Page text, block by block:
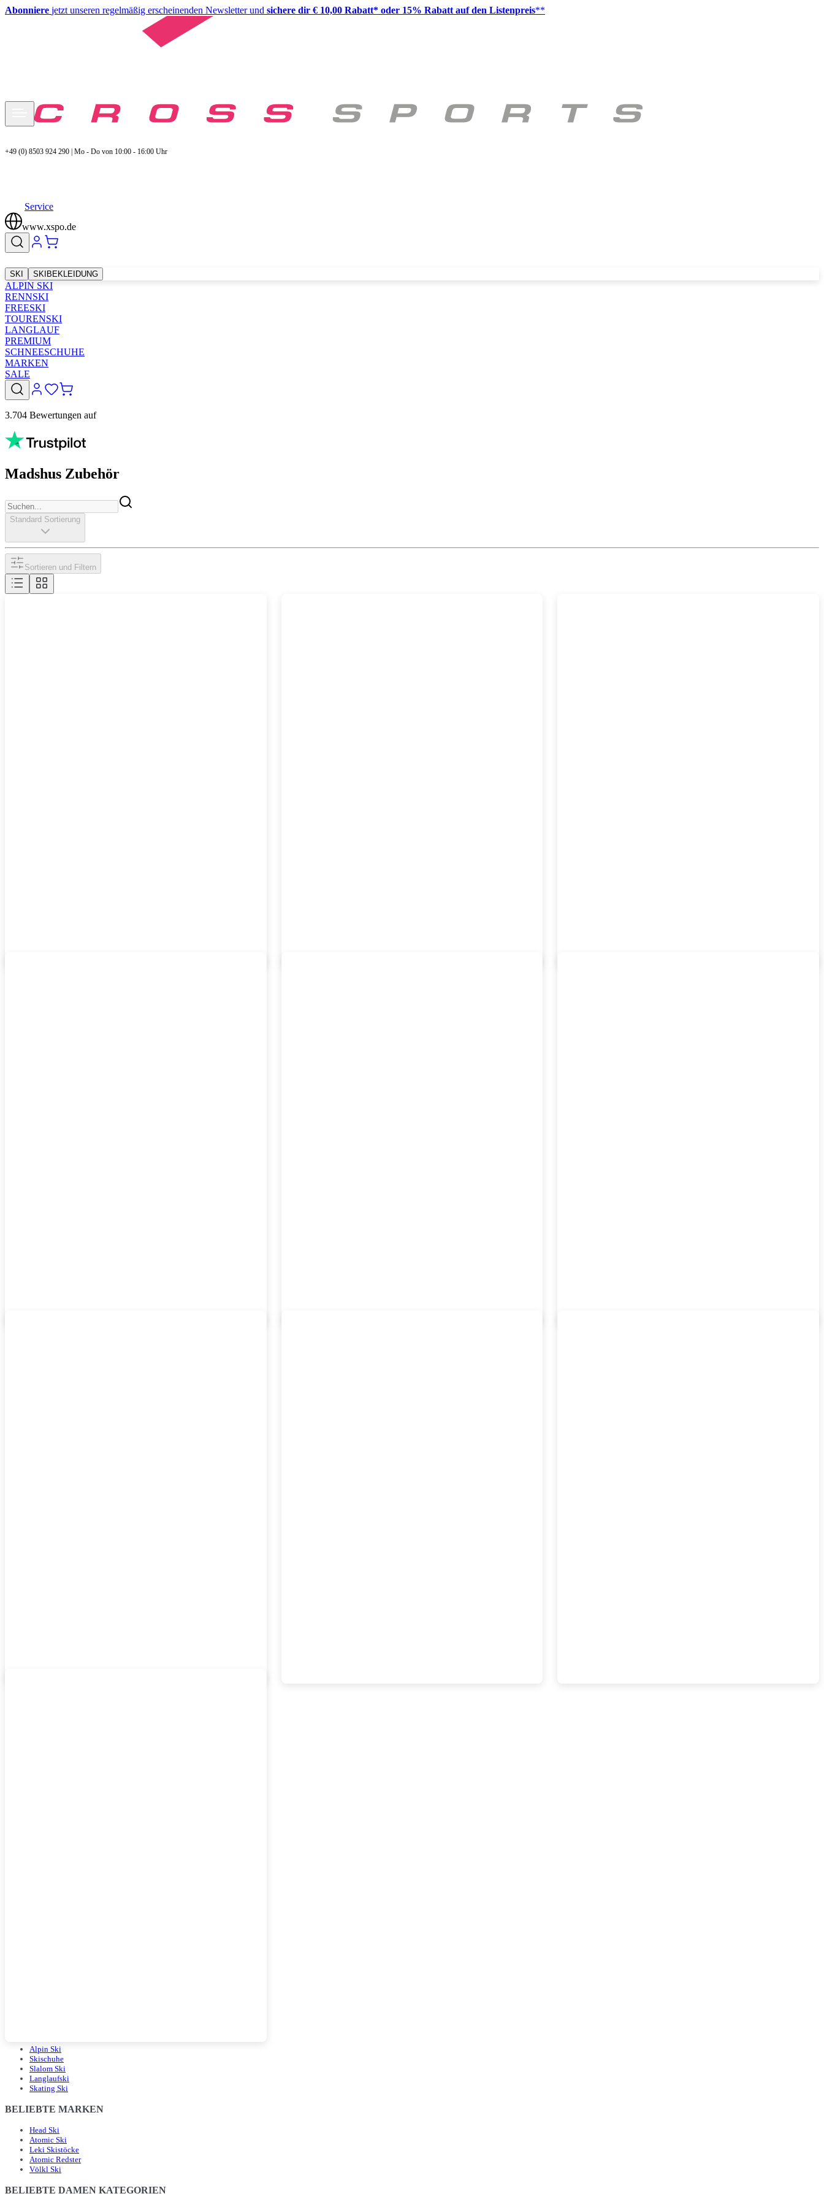
Abonniere jetzt unseren regelmäßig erscheinenden Newsletter und sichere dir € 10,00 Rabatt* oder 15% Rabatt auf den Listenpreis**
+49 (0) 8503 924 290 | Mo - Do von 10:00 - 16:00 Uhr
Service
www.xspo.de
SKI SKIBEKLEIDUNG
ALPIN SKI
RENNSKI
FREESKI
TOURENSKI
LANGLAUF
PREMIUM
SCHNEESCHUHE
MARKEN
SALE
3.704 Bewertungen auf
Madshus Zubehör
Standard Sortierung
Sortieren und Filtern
Alpin Ski
Skischuhe
Slalom Ski
Langlaufski
Skating Ski
BELIEBTE MARKEN
Head Ski
Atomic Ski
Leki Skistöcke
Atomic Redster
Völkl Ski
BELIEBTE DAMEN KATEGORIEN